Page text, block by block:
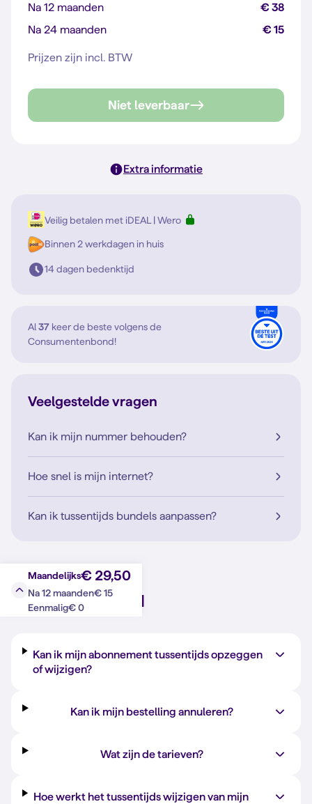
Na 12 maanden
€ 38
Na 24 maanden
€ 15
Prijzen zijn incl. BTW
Niet leverbaar
Extra informatie
Veilig betalen met iDEAL | Wero
Binnen 2 werkdagen in huis
14 dagen bedenktijd
Al37 keer de beste volgens de
Consumentenbond!
Veelgestelde vragen
Kan ik mijn nummer behouden?
Hoe snel is mijn internet?
Kan ik tussentijds bundels aanpassen?
Maandelijks€ 29,50
Na 12 maanden€ 15
Eenmalig€ 0
Vraag?Antwoord
Kan ik mijn abonnement tussentijds opzeggen
of wijzigen?
Kan ik mijn bestelling annuleren?
Wat zijn de tarieven?
Hoe werkt het tussentijds wijzigen van mijn